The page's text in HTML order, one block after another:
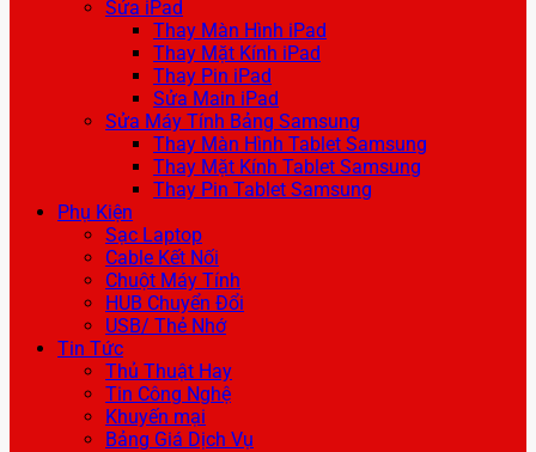
Sửa iPad
Thay Màn Hình iPad
Thay Mặt Kính iPad
Thay Pin iPad
Sửa Main iPad
Sửa Máy Tính Bảng Samsung
Thay Màn Hình Tablet Samsung
Thay Mặt Kính Tablet Samsung
Thay Pin Tablet Samsung
Phụ Kiện
Sạc Laptop
Cable Kết Nối
Chuột Máy Tính
HUB Chuyển Đổi
USB/ Thẻ Nhớ
Tin Tức
Thủ Thuật Hay
Tin Công Nghệ
Khuyến mại
Bảng Giá Dịch Vụ